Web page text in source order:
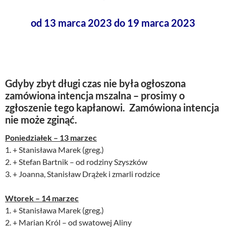
od 13 marca 2023 do 19 marca 2023
Gdyby zbyt długi czas nie była ogłoszona
zamówiona intencja mszalna – prosimy o
zgłoszenie tego kapłanowi. Zamówiona intencja
nie może zginąć.
Poniedziałek – 13 marzec
1. + Stanisława Marek (greg.)
2. + Stefan Bartnik – od rodziny Szyszków
3. + Joanna, Stanisław Drążek i zmarli rodzice
Wtorek – 14 marzec
1. + Stanisława Marek (greg.)
2. + Marian Król – od swatowej Aliny